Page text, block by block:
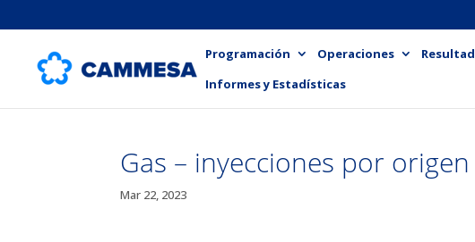
Programación Operaciones
Informes y Estadísticas
Gas – inyecciones por
Mar 22, 2023